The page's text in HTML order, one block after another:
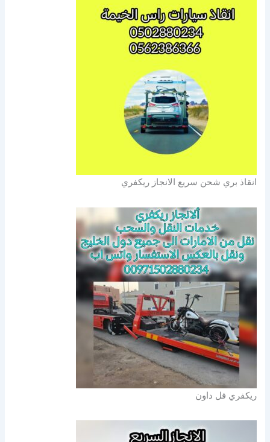
انقاذ بري شحن سريع الانجاز ريكفري
ريكفري فل داون